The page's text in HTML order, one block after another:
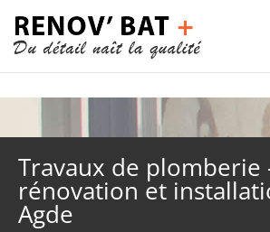
Travaux de plomberie
rénovation et
Agde